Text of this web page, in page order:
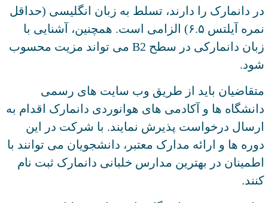
در دانمارک را دارند، تسلط به زبان انگلیسی (حداقل
نمره آیلتس ۶.۵) الزامی است. همچنین، آشنایی با
زبان دانمارکی در سطح B2 می تواند مزیت محسوب
شود.
متقاضیان باید از طریق وب سایت های رسمی
دانشگاه ها و آکادمی های هوانوردی دانمارک اقدام به
ارسال درخواست پذیرش نمایند. با شرکت در این
دوره ها و ارائه مدارک معتبر، دانشجویان می توانند با
اطمینان در بهترین مدارس خلبانی دانمارک ثبت نام
کنند.